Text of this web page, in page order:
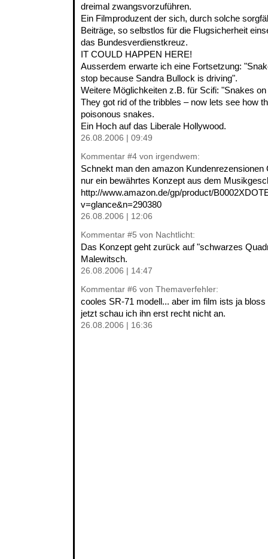
dreimal zwangsvorzuführen.
Ein Filmproduzent der sich, durch solche
Beiträge, so selbstlos für die Flugsicherheit
das Bundesverdienstkreuz.
IT COULD HAPPEN HERE!
Ausserdem erwarte ich eine Fortsetzung:
stop because Sandra Bullock is driving".
Weitere Möglichkeiten z.B. für Scifi: "Snakes
They got rid of the tribbles – now lets see how
poisonous snakes.
Ein Hoch auf das Liberale Hollywood.
26.08.2006 | 09:49
Kommentar #4 von irgendwem:
Schnekt man den amazon Kundenrezensionen
nur ein bewährtes Konzept aus dem
http://www.amazon.de/gp/product/
v=glance&n=290380
26.08.2006 | 12:06
Kommentar #5 von Nachtlicht:
Das Konzept geht zurück auf "schwarzes
Malewitsch.
26.08.2006 | 14:47
Kommentar #6 von Themaverfehler:
cooles SR-71 modell... aber im film ists ja bloss
jetzt schau ich ihn erst recht nicht an.
26.08.2006 | 16:36